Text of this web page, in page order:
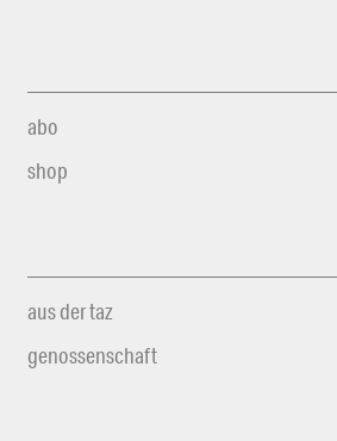
abo
shop
aus der taz
genossenschaft